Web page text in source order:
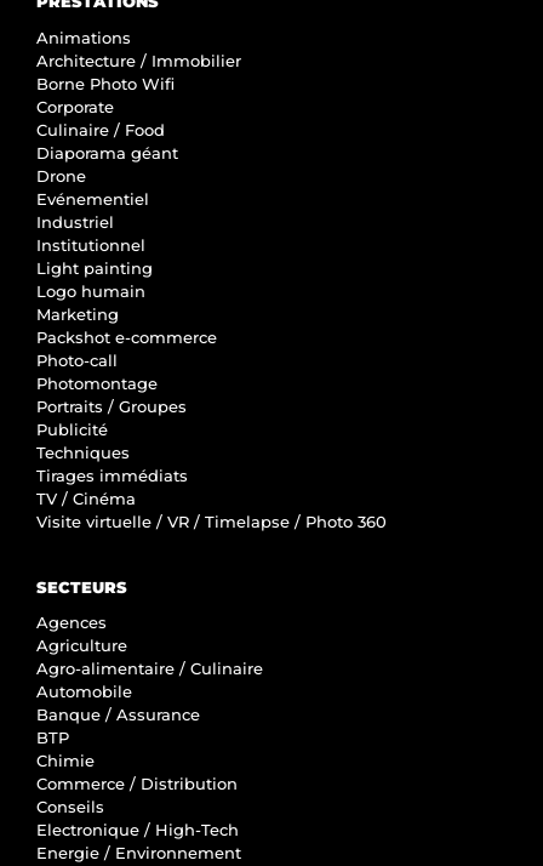
Animations
Architecture / Immobilier
Borne Photo Wifi
Corporate
Culinaire / Food
Diaporama géant
Drone
Evénementiel
Industriel
Institutionnel
Light painting
Logo humain
Marketing
Packshot e-commerce
Photo-call
Photomontage
Portraits / Groupes
Publicité
Techniques
Tirages immédiats
TV / Cinéma
Visite virtuelle / VR / Timelapse / Photo 360
SECTEURS
Agences
Agriculture
Agro-alimentaire / Culinaire
Automobile
Banque / Assurance
BTP
Chimie
Commerce / Distribution
Conseils
Electronique / High-Tech
Energie / Environnement